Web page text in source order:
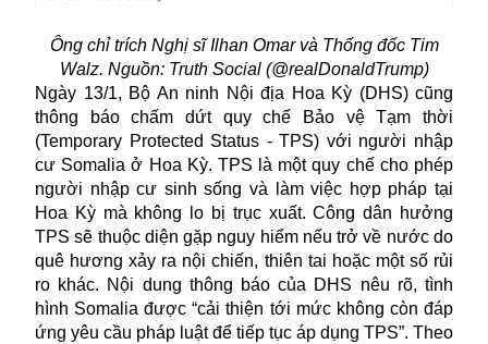
Ông chỉ trích Nghị sĩ Ilhan Omar và Thống đốc Tim
Walz. Nguồn: Truth Social (@realDonaldTrump)
Ngày 13/1, Bộ An ninh Nội địa Hoa Kỳ (DHS) cũng
thông báo chấm dứt quy chế Bảo vệ Tạm thời
(Temporary Protected Status - TPS) với người nhập
cư Somalia ở Hoa Kỳ. TPS là một quy chế cho phép
người nhập cư sinh sống và làm việc hợp pháp tại
Hoa Kỳ mà không lo bị trục xuất. Công dân hưởng
TPS sẽ thuộc diện gặp nguy hiểm nếu trở về nước do
quê hương xảy ra nội chiến, thiên tai hoặc một số rủi
ro khác. Nội dung thông báo của DHS nêu rõ, tình
hình Somalia được “cải thiện tới mức không còn đáp
ứng yêu cầu pháp luật để tiếp tục áp dụng TPS”. Theo